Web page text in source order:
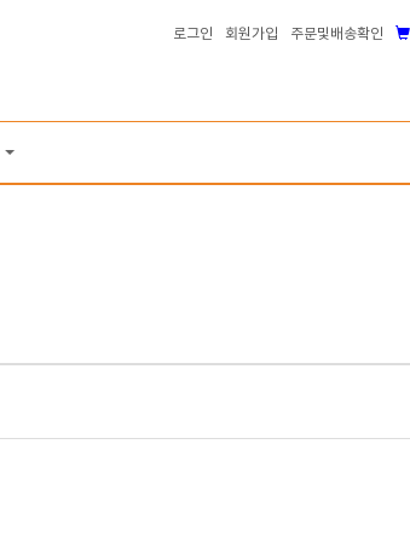
로그인 회원가입 주문및배송확인